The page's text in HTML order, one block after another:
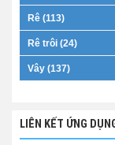
Rê (113)
Rê trôi (24)
Vây (137)
LIÊN KẾT ỨNG